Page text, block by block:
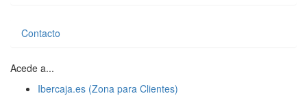
Contacto
Acede a...
Ibercaja.es (Zona para Clientes)